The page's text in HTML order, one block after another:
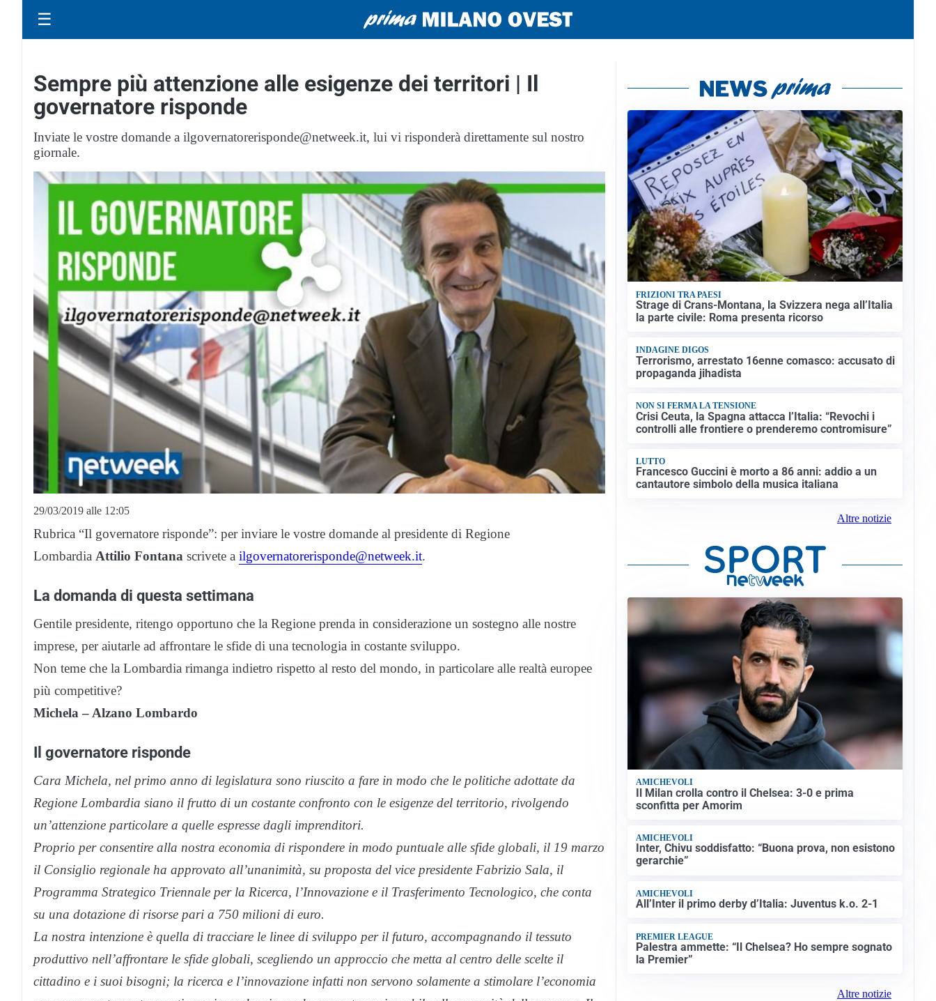
☰
Sempre più attenzione alle esigenze dei territori | Il
governatore risponde
Inviate le vostre domande a ilgovernatorerisponde@netweek.it, lui vi risponderà direttamente sul nostro
giornale.
29/03/2019 alle 12:05
Rubrica “Il governatore risponde”: per inviare le vostre domande al presidente di Regione
Lombardia Attilio Fontana scrivete a ilgovernatorerisponde@netweek.it.
La domanda di questa settimana
Gentile presidente, ritengo opportuno che la Regione prenda in considerazione un sostegno alle nostre
imprese, per aiutarle ad affrontare le sfide di una tecnologia in costante sviluppo.
Non teme che la Lombardia rimanga indietro rispetto al resto del mondo, in particolare alle realtà europee
più competitive?
Michela – Alzano Lombardo
Il governatore risponde
Cara Michela, nel primo anno di legislatura sono riuscito a fare in modo che le politiche adottate da
Regione Lombardia siano il frutto di un costante confronto con le esigenze del territorio, rivolgendo
un’attenzione particolare a quelle espresse dagli imprenditori.
Proprio per consentire alla nostra economia di rispondere in modo puntuale alle sfide globali, il 19 marzo
il Consiglio regionale ha approvato all’unanimità, su proposta del vice presidente Fabrizio Sala, il
Programma Strategico Triennale per la Ricerca, l’Innovazione e il Trasferimento Tecnologico, che conta
su una dotazione di risorse pari a 750 milioni di euro.
La nostra intenzione è quella di tracciare le linee di sviluppo per il futuro, accompagnando il tessuto
produttivo nell’affrontare le sfide globali, scegliendo un approccio che metta al centro delle scelte il
cittadino e i suoi bisogni; la ricerca e l’innovazione infatti non servono solamente a stimolare l’economia
FRIZIONI TRA PAESI
Strage di Crans-Montana, la Svizzera nega all’Italia
la parte civile: Roma presenta ricorso
INDAGINE DIGOS
Terrorismo, arrestato 16enne comasco: accusato di
propaganda jihadista
NON SI FERMA LA TENSIONE
Crisi Ceuta, la Spagna attacca l’Italia: “Revochi i
controlli alle frontiere o prenderemo contromisure”
LUTTO
Francesco Guccini è morto a 86 anni: addio a un
cantautore simbolo della musica italiana
Altre notizie
AMICHEVOLI
Il Milan crolla contro il Chelsea: 3-0 e prima
sconfitta per Amorim
AMICHEVOLI
Inter, Chivu soddisfatto: “Buona prova, non esistono
gerarchie”
AMICHEVOLI
All’Inter il primo derby d’Italia: Juventus k.o. 2-1
PREMIER LEAGUE
Palestra ammette: “Il Chelsea? Ho sempre sognato
la Premier”
Altre notizie